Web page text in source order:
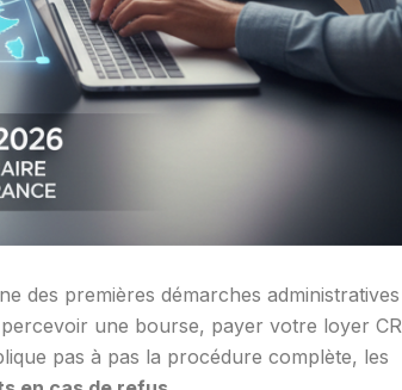
des premières démarches
une bourse, payer votre loyer
pas à pas la procédure complète, les